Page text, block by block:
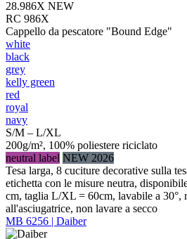
28.986X NEW
RC 986X
Cappello da pescatore "Bound Edge"
white
black
grey
kelly green
red
royal
navy
S/M – L/XL
200g/m², 100% poliestere riciclato
neutral label NEW 2026
Tesa larga, 8 cuciture decorative sulla
etichetta con le misure neutra,
cm, taglia L/XL = 60cm, lavabile a 30°,
all'asciugatrice, non lavare a secco
MB 6256 | Daiber